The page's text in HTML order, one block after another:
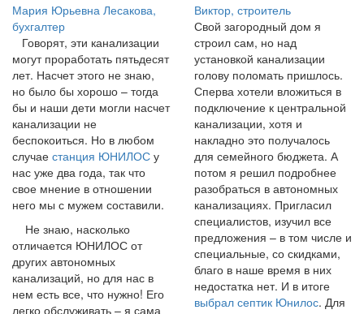
Мария Юрьевна Лесакова,
бухгалтер
Говорят, эти канализации
могут проработать пятьдесят
лет. Насчет этого не знаю,
но было бы хорошо – тогда
бы и наши дети могли насчет
канализации не
беспокоиться. Но в любом
случае станция ЮНИЛОС у
нас уже два года, так что
свое мнение в отношении
него мы с мужем составили.
Не знаю, насколько
отличается ЮНИЛОС от
других автономных
канализаций, но для нас в
нем есть все, что нужно! Его
легко обслуживать – я сама
Виктор, строитель
Свой загородный дом я
строил сам, но над
установкой канализации
голову поломать пришлось.
Сперва хотели вложиться в
подключение к центральной
канализации, хотя и
накладно это получалось
для семейного бюджета. А
потом я решил подробнее
разобраться в автономных
канализациях. Пригласил
специалистов, изучил все
предложения – в том числе и
специальные, со скидками,
благо в наше время в них
недостатка нет. И в итоге
выбрал септик Юнилос. Для